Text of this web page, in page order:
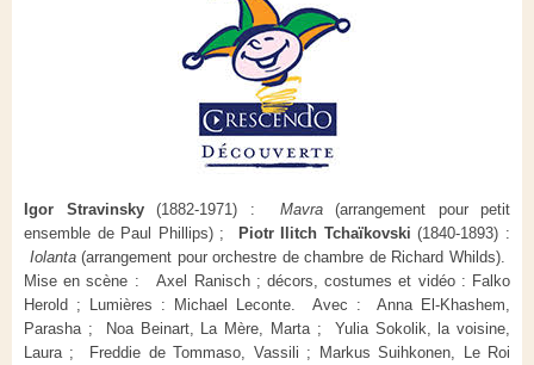
Igor Stravinsky (1882-1971) : Mavra (arrangement pour petit
ensemble de Paul Phillips) ;
Piotr Ilitch Tchaïkovski (1840-1893) :
Iolanta(arrangement pour orchestre de chambre de Richard Whilds).
Mise en scène : Axel Ranisch ; décors, costumes et vidéo : Falko
Herold ; Lumières : Michael Leconte. Avec : Anna El-Khashem,
Parasha ; Noa Beinart, La Mère, Marta ; Yulia Sokolik, la voisine,
Laura ; Freddie de Tommaso, Vassili ; Markus Suihkonen, Le Roi